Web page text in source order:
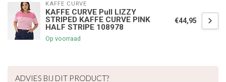
KAFFE CURVE
KAFFE CURVE Pull LIZZY
STRIPED KAFFE CURVE PINK
HALF STRIPE 108978
Op voorraad
€44,95
ADVIES BIJ DIT PRODUCT?
Schrijf je in voor onze nieuwsbrief om op de hoogte te blijven